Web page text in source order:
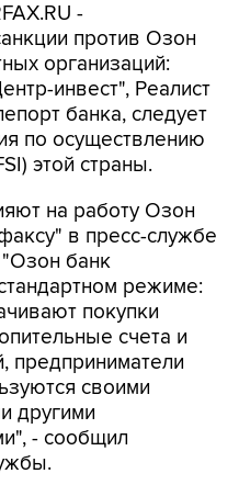
-
против Озон
организаций:
инвест", Реалист
банка, следует
по осуществлению
этой страны.
на работу Озон
в пресс-службе
"Озон банк
режиме:
покупки
счета и
предприниматели
своими
другими
- сообщил